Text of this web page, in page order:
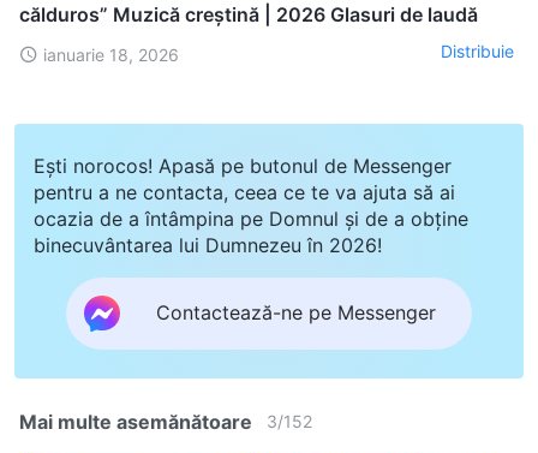
călduros” Muzică creștină | 2026 Glasuri de laudă
ianuarie 18, 2026 Distribuie
Ești norocos! Apasă pe butonul de Messenger
pentru a ne contacta, ceea ce te va ajuta să ai
ocazia de a întâmpina pe Domnul și de a obține
binecuvântarea lui Dumnezeu în 2026!
Contactează-ne pe Messenger
Mai multe asemănătoare 3/152